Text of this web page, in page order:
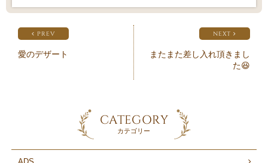
PREV
愛のデザート
NEXT
またまた差し入れ頂きまし
た😆
CATEGORY
カテゴリー